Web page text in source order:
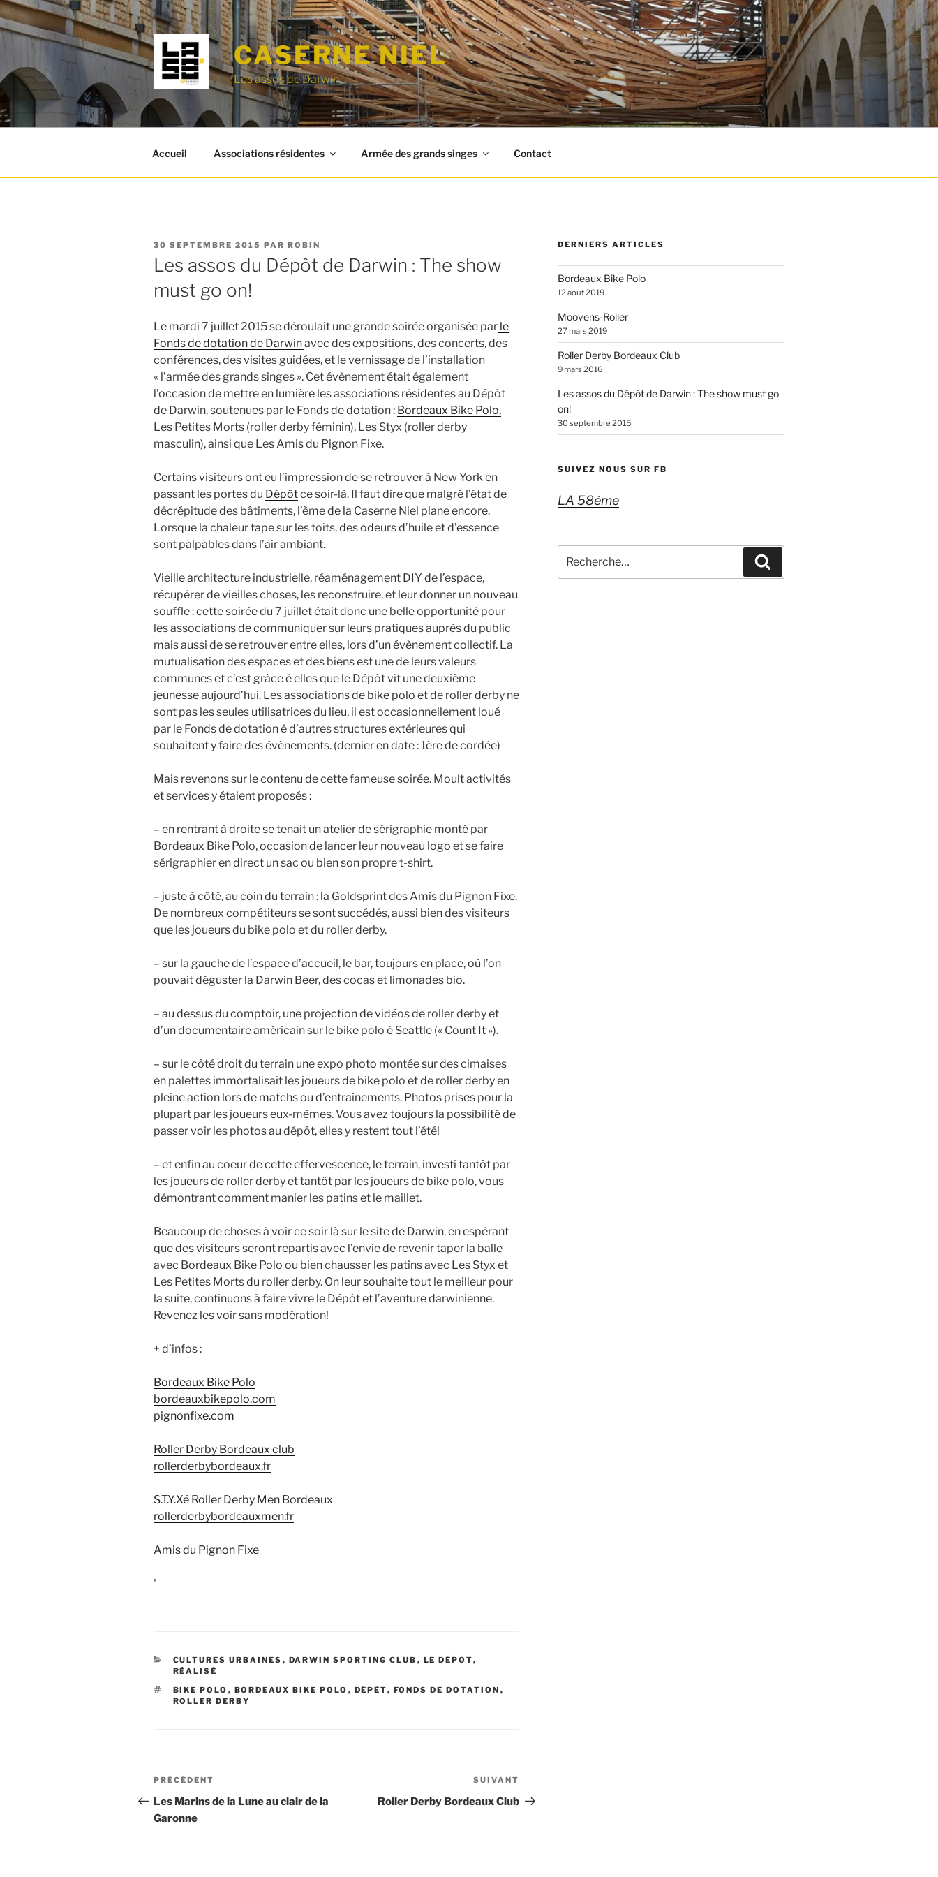
Aller
au
contenu
CASERNE NIEL
Les assos de Darwin
Accueil Associations résidentes Armée des grands singes Contact
PUBLIÉ
LE
30 SEPTEMBRE 2015 PAR ROBIN
Les assos du Dépôt de Darwin : The show
must go on!
Le mardi 7 juillet 2015 se déroulait une grande soirée organisée par le
Fonds de dotationde Darwinavec desexpositions, des concerts, des
conférences, des visites guidées, et le vernissage de l’installation
« l’armée des grands singes ». Cet évènement était également
l’occasion de mettre en lumière les associations résidentes au Dépôt
de Darwin, soutenues par le Fonds de dotation : Bordeaux Bike Polo,
Les Petites Morts (roller derby féminin), Les Styx (roller derby
masculin), ainsi que Les Amis du Pignon Fixe.
Certains visiteurs ont eu l’impression de se retrouver à New York en
passant les portes du Dépôtce soir-là. Il faut dire que malgré l’état de
décrépitude des bâtiments, l’ème de la Caserne Niel plane encore.
Lorsque la chaleur tape sur les toits, des odeurs d’huile et d’essence
sont palpables dans l’air ambiant.
Vieille architecture industrielle, réaménagement DIY de l’espace,
récupérer de vieilles choses, les reconstruire, et leur donner un nouveau
souffle : cette soirée du 7 juillet était donc une belle opportunité pour
les associations de communiquer sur leurs pratiques auprès du public
mais aussi de se retrouver entre elles, lors d’un évènement collectif. La
mutualisation des espaces et des biens est une de leurs valeurs
communes et c’est grâce é elles que le Dépôt vit une deuxième
jeunesse aujourd’hui. Les associations de bike polo et de roller derby ne
sont pas les seules utilisatrices du lieu, il est occasionnellement loué
par le Fonds de dotation é d’autres structures extérieures qui
souhaitent y faire des évènements. (dernier en date :1ère de cordée)
Mais revenons sur le contenu de cette fameuse soirée. Moult activités
et services y étaient proposés :
– en rentrant à droite se tenait un atelier de sérigraphie monté par
Bordeaux Bike Polo, occasion de lancer leur nouveau logo et se faire
sérigraphier en direct un sac ou bien son propre t-shirt.
– juste à côté, au coin du terrain : la Goldsprint des Amis du Pignon Fixe.
De nombreux compétiteurs se sont succédés, aussi bien des visiteurs
que les joueurs du bike polo et du roller derby.
– sur la gauche de l’espace d’accueil, le bar, toujours en place, où l’on
pouvait déguster la Darwin Beer, des cocas et limonades bio.
– au dessus du comptoir, une projection de vidéos de roller derby et
d’un documentaire américain sur le bike polo é Seattle (« Count It »).
– sur le côté droit du terrain une expo photo montée sur des cimaises
en palettes immortalisait les joueurs de bike polo et de roller derby en
pleine action lors de matchs ou d’entraînements. Photos prises pour la
plupart par les joueurs eux-mèmes. Vous avez toujours la possibilité de
passer voir les photos au dépôt, elles y restent tout l’été!
– et enfin au coeur de cette effervescence, le terrain, investi tantôt par
les joueurs de roller derby et tantôt par les joueurs de bike polo, vous
démontrant comment manier les patins et le maillet.
Beaucoup de choses à voir ce soir là sur le site de Darwin, en espérant
que des visiteurs seront repartis avec l’envie de revenir taper la balle
avec Bordeaux Bike Polo ou bien chausser les patins avec Les Styx et
Les Petites Morts du roller derby. On leur souhaite tout le meilleur pour
la suite, continuons à faire vivre le Dépôt et l’aventure darwinienne.
Revenez les voir sans modération!
+ d’infos :
Bordeaux Bike Polo
bordeauxbikepolo.com
pignonfixe.com
Roller Derby Bordeaux club
rollerderbybordeaux.fr
S.T.Y.Xé Roller Derby Men Bordeaux
rollerderbybordeauxmen.fr
Amis du Pignon Fixe
'
CATÉGORIES
CULTURES URBAINES , DARWIN SPORTING CLUB , LE DÉPOT,
RÉALISÉ
ÉTIQUETTES
BIKE POLO , BORDEAUX BIKE POLO , DÉPÈT, FONDS DE DOTATION ,
ROLLER DERBY
Navigation
de
l’article
Article
précédent
PRÉCÉDENT
Les Marins de la Lune au clair de la
Garonne
suivant
SUIVANT
Roller Derby Bordeaux Club
DERNIERS ARTICLES
Bordeaux Bike Polo
12 août 2019
Moovens-Roller
27 mars 2019
Roller Derby Bordeaux Club
9 mars 2016
Les assos du Dépôt de Darwin : The show must go
on!
30 septembre 2015
SUIVEZ NOUS SUR FB
LA 58ème
pour
: